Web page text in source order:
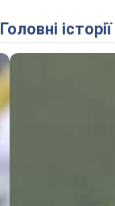
Головні